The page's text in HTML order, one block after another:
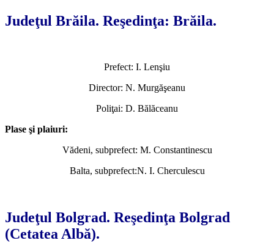
Judeţul Brăila. Reşedinţa: Brăila.
Prefect: I. Lenşiu
Director: N. Murgăşeanu
Poliţai: D. Bălăceanu
Plase şi plaiuri:
Vădeni, subprefect: M. Constantinescu
Balta, subprefect:N. I. Cherculescu
Judeţul Bolgrad. Reşedinţa Bolgrad
(Cetatea Albă).